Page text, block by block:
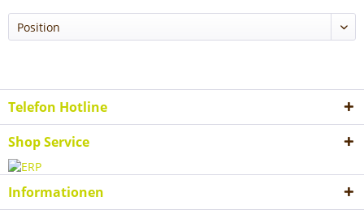
Telefon Hotline
Shop Service
Informationen